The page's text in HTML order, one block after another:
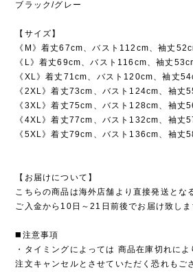
ブラック/グレー
【サイズ】
《M》着丈67cm、バスト112cm、袖丈
《L》着丈69cm、バスト116cm、袖丈
《XL》着丈71cm、バスト120cm、袖丈
《2XL》着丈73cm、バスト124cm、袖丈
《3XL》着丈75cm、バスト128cm、袖丈
《4XL》着丈77cm、バスト132cm、袖丈
《5XL》着丈79cm、バスト136cm、袖丈
【お届けについて】
こちらの商品は海外店舗より直接発送とな
ご入金から10日～21日前後でお届け致しま
◼️注意事項
・タイミングによっては 商品在庫切れによ
注文キャンセルとさせていただく恐れもご